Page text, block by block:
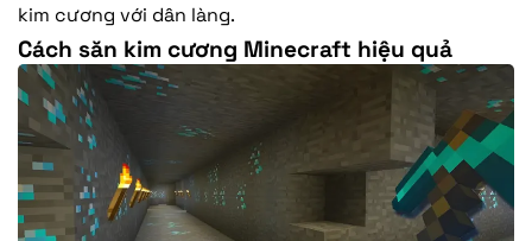
kim cương với dân làng.
Cách săn kim cương Minecraft hiệu quả